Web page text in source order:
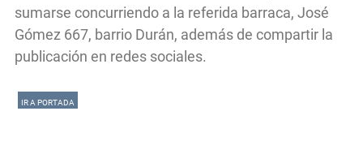
sumarse concurriendo a la referida barraca, José
Gómez 667, barrio Durán, además de compartir la
publicación en redes sociales.
IR A PORTADA